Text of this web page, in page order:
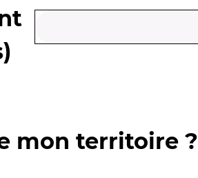
mon territoire ?